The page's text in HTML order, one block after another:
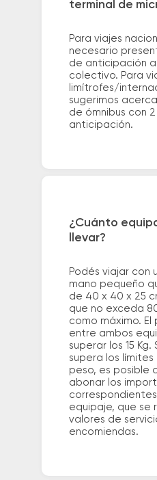
terminal de
Para viajes
necesario
de anticipación a
colectivo. Para
limítrofes/
sugerimos
de ómnibus con
anticipación.
¿Cuánto
llevar?
Podés viajar con
mano pequeño
de 40 x 40 x 25
que no exceda
como máximo. El
entre ambos
superar los 15
supera los
peso, es posible
abonar los
equipaje, que se
valores de
encomiendas.